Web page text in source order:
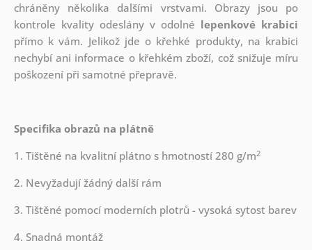
chráněny několika dalšími vrstvami. Obrazy jsou po
kontrole kvality odeslány v odolné lepenkové krabici
přímo k vám. Jelikož jde o křehké produkty, na krabici
nechybí ani informace o křehkém zboží, což snižuje míru
poškození při samotné přepravě.
Specifika obrazů na plátně
1. Tištěné na kvalitní plátno s hmotností 280 g/m2
2. Nevyžadují žádný další rám
3. Tištěné pomocí moderních plotrů - vysoká sytost barev
4. Snadná montáž